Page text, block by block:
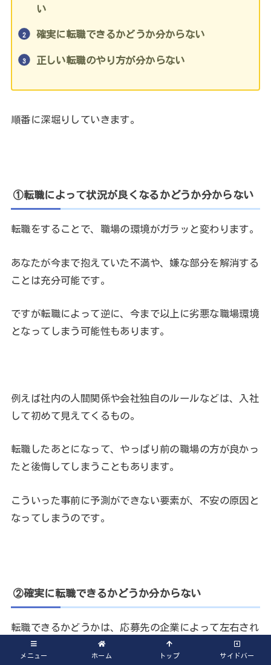
い
確実に転職できるかどうか分からない
正しい転職のやり方が分からない
順番に深堀りしていきます。
①転職によって状況が良くなるかどうか分からない
転職をすることで、職場の環境がガラッと変わります。
あなたが今まで抱えていた不満や、嫌な部分を解消する
ことは充分可能です。
ですが転職によって逆に、今まで以上に劣悪な職場環境
となってしまう可能性もあります。
例えば社内の人間関係や会社独自のルールなどは、入社
して初めて見えてくるもの。
転職したあとになって、やっぱり前の職場の方が良かっ
たと後悔してしまうこともあります。
こういった事前に予測ができない要素が、不安の原因と
なってしまうのです。
②確実に転職できるかどうか分からない
転職できるかどうかは、応募先の企業によって左右され
ます。
メニュー ホーム トップ サイドバー